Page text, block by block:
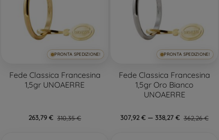
PRONTA SPEDIZIONE!
Fede Classica Francesina
1,5gr UNOAERRE
263,79 € 310,35 €
PRONTA SPEDIZIONE!
Fede Classica Francesina
1,5gr Oro Bianco
UNOAERRE
307,92 € — 338,27 € 362,26 €